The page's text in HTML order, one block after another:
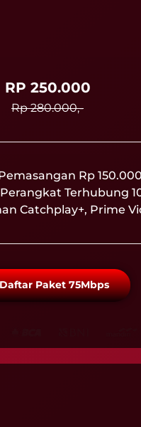
RP 250.000
Rp 280.000,-
Rp
Terhubung
Catchplay+, Prime
Daftar Paket 75Mbps